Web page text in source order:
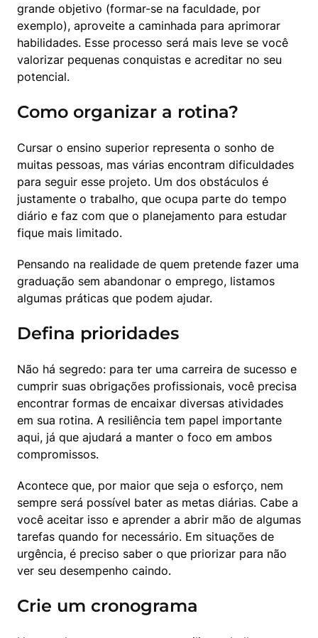
grande objetivo (formar-se na faculdade, por
exemplo), aproveite a caminhada para aprimorar
habilidades. Esse processo será mais leve se você
valorizar pequenas conquistas e acreditar no seu
potencial.
Como organizar a rotina?
Cursar o ensino superior representa o sonho de
muitas pessoas, mas várias encontram dificuldades
para seguir esse projeto. Um dos obstáculos é
justamente o trabalho, que ocupa parte do tempo
diário e faz com que o planejamento para estudar
fique mais limitado.
Pensando na realidade de quem pretende fazer uma
graduação sem abandonar o emprego, listamos
algumas práticas que podem ajudar.
Defina prioridades
Não há segredo: para ter uma carreira de sucesso e
cumprir suas obrigações profissionais, você precisa
encontrar formas de encaixar diversas atividades
em sua rotina. A resiliência tem papel importante
aqui, já que ajudará a manter o foco em ambos
compromissos.
Acontece que, por maior que seja o esforço, nem
sempre será possível bater as metas diárias. Cabe a
você aceitar isso e aprender a abrir mão de algumas
tarefas quando for necessário. Em situações de
urgência, é preciso saber o que priorizar para não
ver seu desempenho caindo.
Crie um cronograma